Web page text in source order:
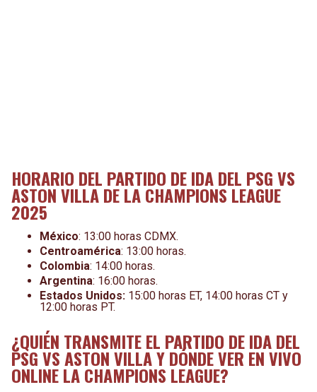
HORARIO DEL PARTIDO DE IDA DEL PSG VS
ASTON VILLA DE LA CHAMPIONS LEAGUE
2025
México: 13:00 horas CDMX.
Centroamérica: 13:00 horas.
Colombia: 14:00 horas.
Argentina: 16:00 horas.
Estados Unidos: 15:00 horas ET, 14:00 horas CT y
12:00 horas PT.
¿QUIÉN TRANSMITE EL PARTIDO DE IDA DEL
PSG VS ASTON VILLA Y DÓNDE VER EN VIVO
ONLINE LA CHAMPIONS LEAGUE?